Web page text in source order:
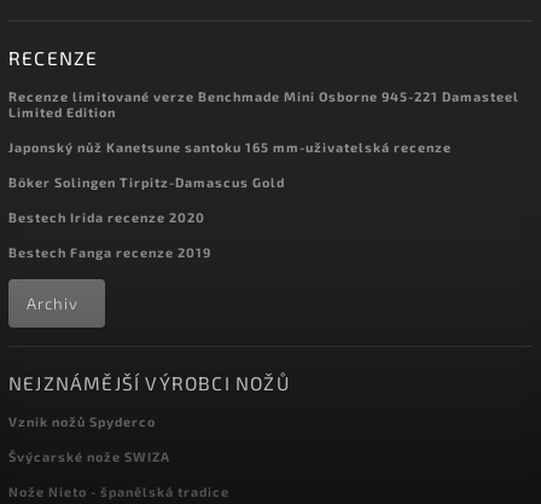
RECENZE
Recenze limitované verze Benchmade Mini Osborne 945-221 Damasteel
Limited Edition
Japonský nůž Kanetsune santoku 165 mm-uživatelská recenze
Böker Solingen Tirpitz-Damascus Gold
Bestech Irida recenze 2020
Bestech Fanga recenze 2019
Archiv
NEJZNÁMĚJŠÍ VÝROBCI NOŽŮ
Vznik nožů Spyderco
Švýcarské nože SWIZA
Nože Nieto - španělská tradice